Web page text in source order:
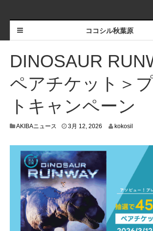
ココシル秋葉原
DINOSAUR
ペアチケット＞
トキャンペーン
AKIBAニュース 3月 12, 2026
3
0
2
kokosil